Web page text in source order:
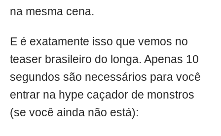
na mesma cena.
E é exatamente isso que vemos no
teaser brasileiro do longa. Apenas 10
segundos são necessários para você
entrar na hype caçador de monstros
(se você ainda não está):